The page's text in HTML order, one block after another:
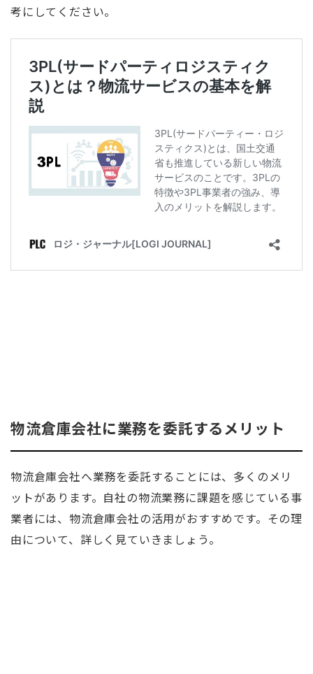
考にしてください。
物流倉庫会社に業務を委託するメリット
物流倉庫会社へ業務を委託することには、多くのメリ
ットがあります。自社の物流業務に課題を感じている事
業者には、物流倉庫会社の活用がおすすめです。その理
由について、詳しく見ていきましょう。